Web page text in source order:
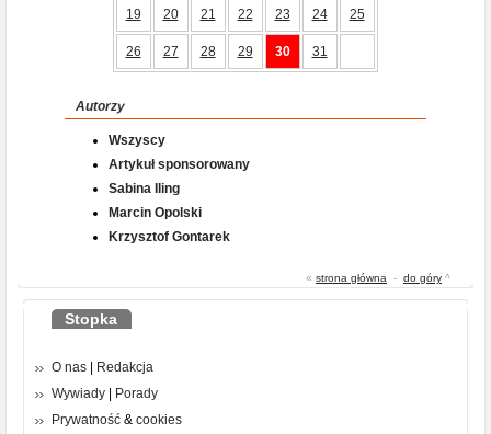
19 20 21 22 23 24 25
26 27 28 29 30 31
Autorzy
Wszyscy
Artykuł sponsorowany
Sabina Iling
Marcin Opolski
Krzysztof Gontarek
« strona główna - do góry ^
Stopka
O nas
Redakcja
Wywiady
Porady
Prywatność & cookies